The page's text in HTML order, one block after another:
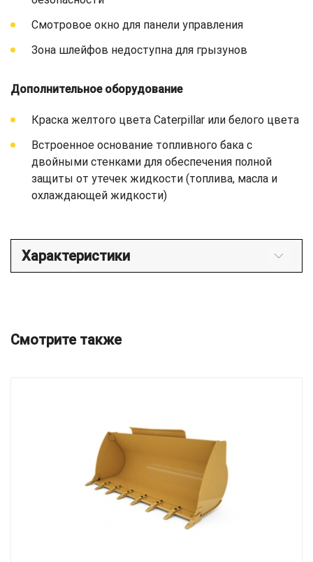
Смотровое окно для панели управления
Зона шлейфов недоступна для грызунов
Дополнительное оборудование
Краска желтого цвета Caterpillar или белого цвета
Встроенное основание топливного бака с
двойными стенками для обеспечения полной
защиты от утечек жидкости (топлива, масла и
охлаждающей жидкости)
Характеристики
Смотрите также